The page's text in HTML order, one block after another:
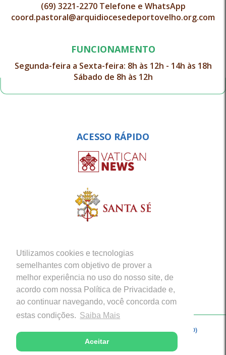
Utilizamos cookies e tecnologias
semelhantes com objetivo de prover a
melhor experiência no uso do nosso site, de
acordo com nossa Política de Privacidade e,
ao continuar navegando, você concorda com
estas condições. Saiba Mais
Aceitar
(69) 3221-2270 Telefone e WhatsApp
coord.pastoral@arquidiocesedeportovelho.org.com
FUNCIONAMENTO
Segunda-feira a Sexta-feira: 8h às 12h - 14h às 18h
Sábado de 8h às 12h
ACESSO RÁPIDO
Copyright © 2026 - Arquidiocese de Porto Velho (RO)
Desenvolvido com excelência por